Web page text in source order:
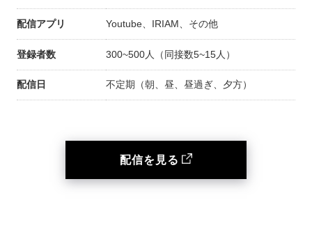
配信アプリ Youtube、IRIAM、その他
登録者数 300~500人（同接数5~15人）
配信日 不定期（朝、昼、昼過ぎ、夕方）
配信を見る